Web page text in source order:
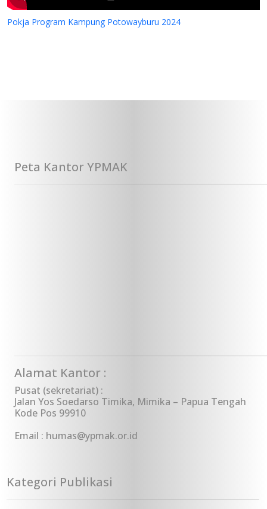
Pokja Program Kampung Potowayburu 2024
Peta Kantor YPMAK
Alamat Kantor :
Pusat (sekretariat) :
Jalan Yos Soedarso Timika, Mimika – Papua Tengah
Kode Pos 99910
Email : humas@ypmak.or.id
Kategori Publikasi